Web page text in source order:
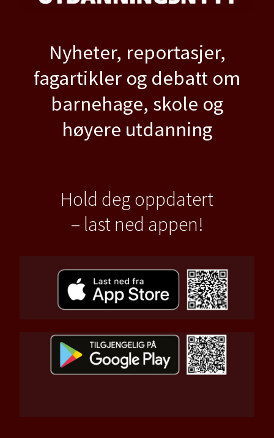
Nyheter, reportasjer,
fagartikler og debatt om
barnehage, skole og
høyere utdanning
Hold deg oppdatert
– last ned appen!